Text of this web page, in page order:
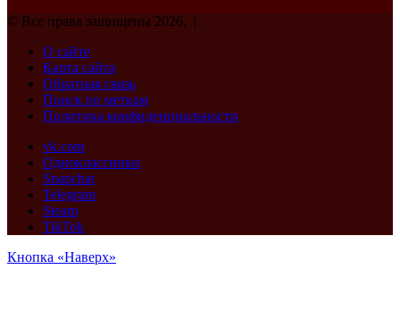
© Все права защищены 2026, |
О сайте
Карта сайта
Обратная связь
Поиск по меткам
Политика конфиденциальности
vk.com
Одноклассники
Snapchat
Telegram
Steam
TikTok
Кнопка «Наверх»